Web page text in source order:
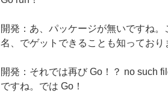
開発：あ、パッケージが無いですね
名、でゲットできることも知っており
開発：それでは再び Go！？ no such
ですね。では Go！